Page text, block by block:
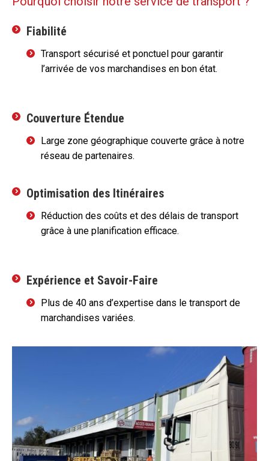
Fiabilité
Transport sécurisé et ponctuel pour garantir
l’arrivée de vos marchandises en bon état.
Couverture Étendue
Large zone géographique couverte grâce à notre
réseau de partenaires.
Optimisation des Itinéraires
Réduction des coûts et des délais de transport
grâce à une planification efficace.
Expérience et Savoir-Faire
Plus de 40 ans d’expertise dans le transport de
marchandises variées.